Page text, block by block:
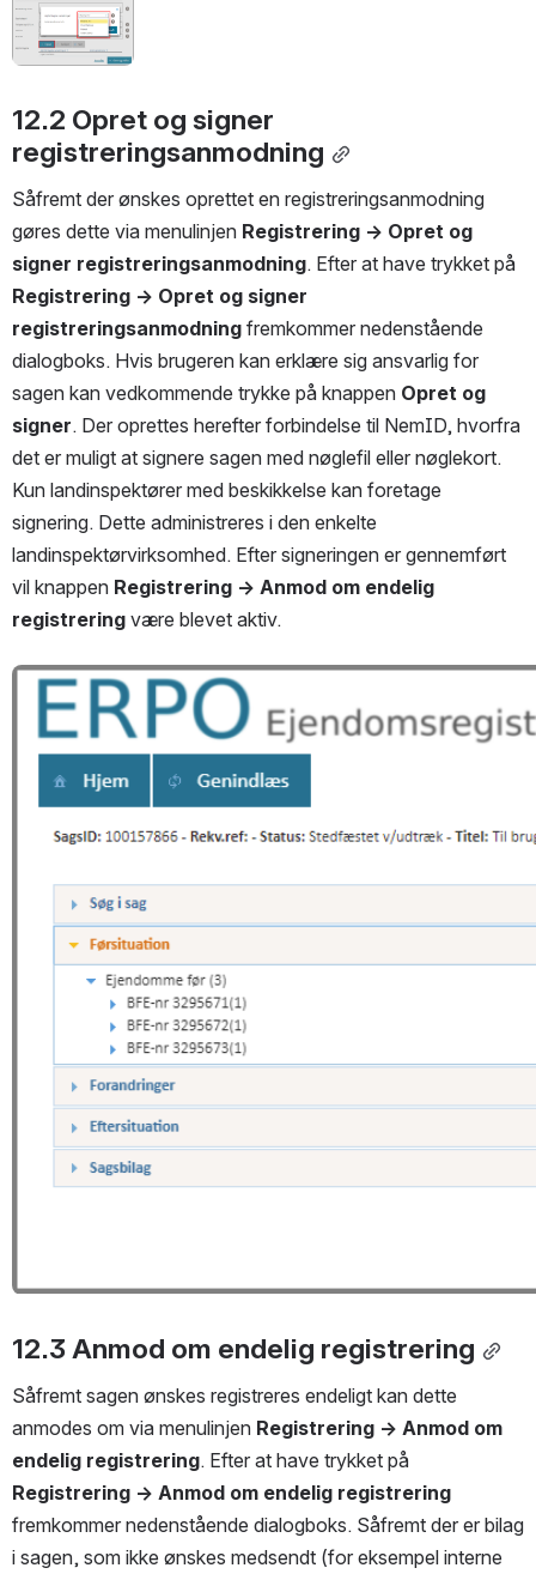
12.2 Opret og signer
registreringsanmodning
Såfremt der ønskes oprettet en registreringsanmodning
gøres dette via menulinjen Registrering → Opret og
signer registreringsanmodning
Registrering → Opret og signer
registreringsanmodning fremkommer nedenstående
dialogboks. Hvis brugeren kan erklære sig ansvarlig for
sagen kan vedkommende trykke på knappen Opret og
signer. Der oprettes herefter forbindelse til NemID, hvorfra
det er muligt at signere sagen med nøglefil eller nøglekort.
Kun landinspektører med beskikkelse kan foretage
signering. Dette administreres i den enkelte
landinspektørvirksomhed. Efter signeringen er gennemført
vil knappen Registrering → Anmod om endelig
registrering være blevet aktiv.
Open
12.3 Anmod om endelig registrering
Såfremt sagen ønskes registreres endeligt kan dette
anmodes om via menulinjen Registrering → Anmod om
endelig registrering
Registrering → Anmod om endelig registrering
fremkommer nedenstående dialogboks. Såfremt der er bilag
i sagen, som ikke ønskes medsendt (for eksempel interne